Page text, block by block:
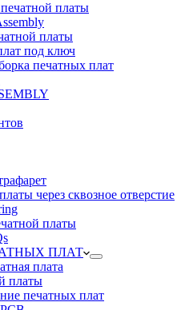
платы
платы
под ключ
печатных плат
через сквозное отверстие
платы
ПЛАТ
плата
платы
печатных плат